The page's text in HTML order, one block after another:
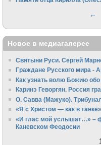
←
Новое в медиагалерее
Святыни Руси. Сергей
Граждане Русского мира -
Как узнать волю Божию
Каринэ Геворгян. Россия
О. Савва (Мажуко).
«Я с Христом — как в
«И глас мой услышат…» –
Каневском Феодосии